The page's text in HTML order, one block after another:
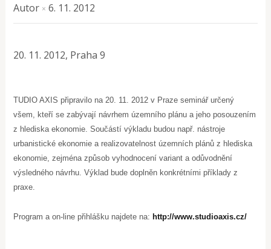
Autor × 6. 11. 2012
20. 11. 2012, Praha 9
TUDIO AXIS připravilo na 20. 11. 2012 v Praze seminář určený
všem, kteří se zabývají návrhem územního plánu a jeho posouzením
z hlediska ekonomie. Součástí výkladu budou např. nástroje
urbanistické ekonomie a realizovatelnost územních plánů z hlediska
ekonomie, zejména způsob vyhodnocení variant a odůvodnění
výsledného návrhu. Výklad bude doplněn konkrétními příklady z
praxe.
Program a on-line přihlášku najdete na: http://www.studioaxis.cz/